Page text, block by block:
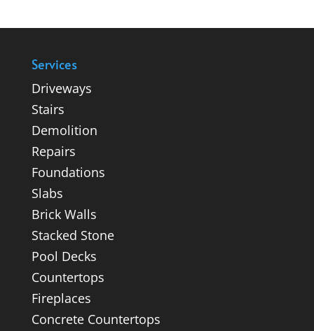
Services
Driveways
Stairs
Demolition
Repairs
Foundations
Slabs
Brick Walls
Stacked Stone
Pool Decks
Countertops
Fireplaces
Concrete Countertops